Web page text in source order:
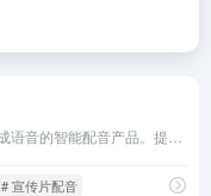
# 宣传片配音